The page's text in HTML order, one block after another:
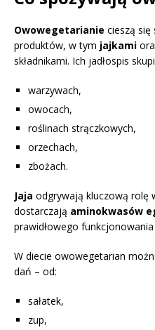
Owowegetarianie cieszą się
produktów, w tym jajkami
składnikami. Ich jadłospis
warzywach,
owocach,
roślinach strączkowych,
orzechach,
zbożach.
Jaja odgrywają kluczową rolę
dostarczają aminokwasów
prawidłowego
W diecie owowegetarian
dań – od:
sałatek,
zup,